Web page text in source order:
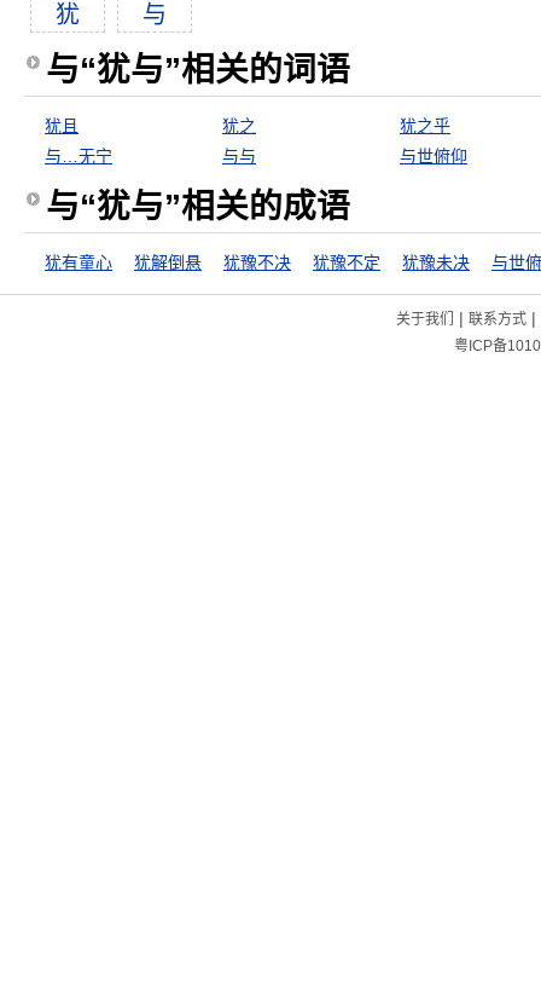
犹 与
与“犹与”相关的词语
犹且 犹之
犹之乎
与…无宁
与与 与世俯仰
与“犹与”相关的成语
犹有童心 犹解倒悬 犹豫不决 犹豫不定 犹豫未决 与世
关于我们 | 联系方式|
粤ICP备